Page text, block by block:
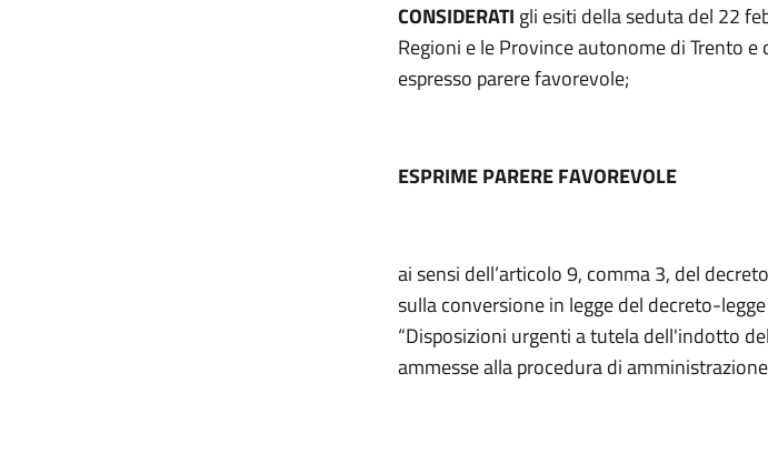
CONSIDERATI gli esiti della seduta del 22
Regioni e le Province autonome di Trento e
espresso parere favorevole;
ESPRIME PARERE FAVOREVOLE
ai sensi dell’articolo 9, comma 3, del
sulla conversione in legge del decreto-
“Disposizioni urgenti a tutela dell'indotto
ammesse alla procedura di